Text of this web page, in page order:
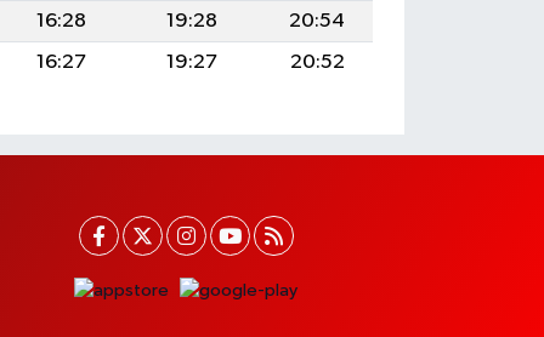
16:28 19:28
20:54
16:27
19:27 20:52